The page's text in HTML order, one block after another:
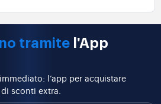
tramite l'App
l’app per acquistare
sconti extra.